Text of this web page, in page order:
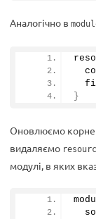
Аналогічно в
}
Оновлюємо
видаляємо
модулі, в яких